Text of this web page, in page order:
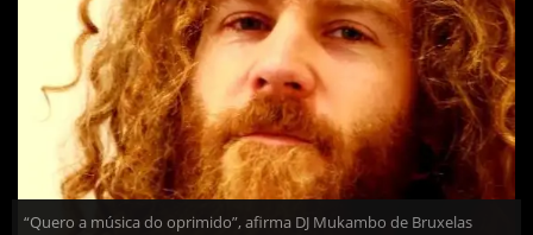
“Quero a música do oprimido”, afirma DJ Mukambo de Bruxelas